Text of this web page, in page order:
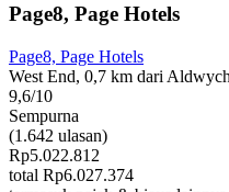
Page8, Page Hotels
Page8, Page Hotels
West End, 0,7 km dari
9,6/10
Sempurna
(1.642 ulasan)
Rp5.022.812
total Rp6.027.374